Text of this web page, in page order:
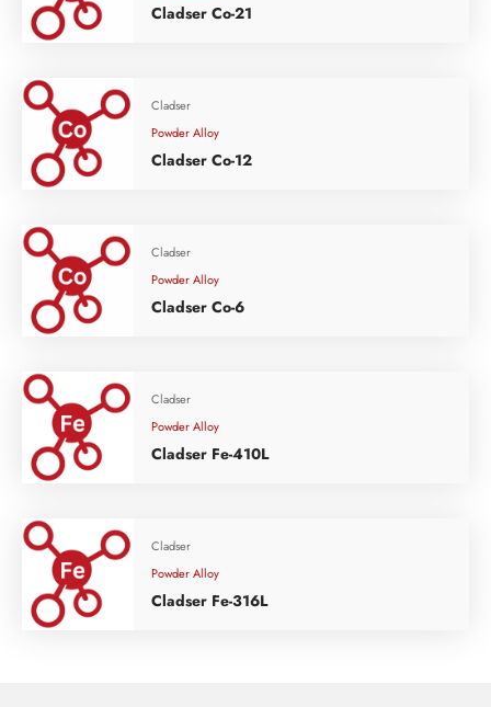
Cladser Co-21
Cladser
Powder Alloy
Cladser Co-12
Cladser
Powder Alloy
Cladser Co-6
Cladser
Powder Alloy
Cladser Fe-410L
Cladser
Powder Alloy
Cladser Fe-316L